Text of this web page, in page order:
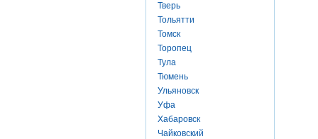
Тверь
Тольятти
Томск
Торопец
Тула
Тюмень
Ульяновск
Уфа
Хабаровск
Чайковский